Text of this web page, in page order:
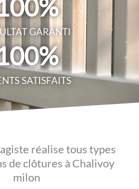
GARANTI
%
SATISFAITS
%
réalise tous types
de clôtures à Chalivoy
milon